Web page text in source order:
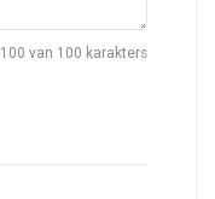
100 van 100 karakters